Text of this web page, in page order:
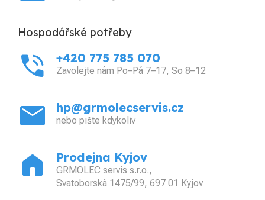
Hospodářské potřeby
phone_in_talk +420 775 785 070
Zavolejte nám Po–Pá 7–17, So 8–12
mail hp@grmolecservis.cz
nebo pište kdykoliv
home Prodejna Kyjov
GRMOLEC servis s.r.o.,
Svatoborská 1475/99, 697 01 Kyjov